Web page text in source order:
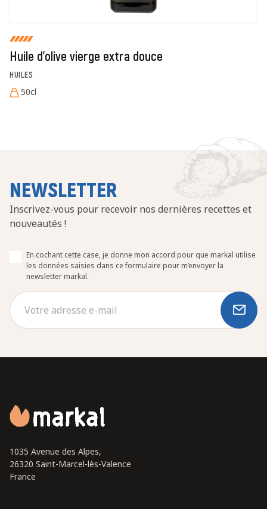
Huile d'olive vierge extra douce
HUILES
50cl
NEWSLETTER
Inscrivez-vous pour recevoir nos dernières recettes et
nouveautés !
En cochant cette case, je donne mon accord pour que markal utilise
les données saisies dans ce formulaire pour m’envoyer la
newsletter markal.
1035 Avenue des Alpes,
26320 Saint-Marcel-lès-Valence
France